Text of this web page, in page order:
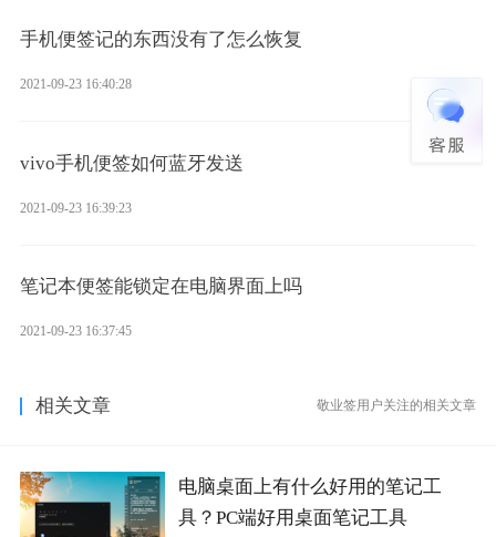
手机便签记的东西没有了怎么恢复
2021-09-23 16:40:28
vivo手机便签如何蓝牙发送
2021-09-23 16:39:23
笔记本便签能锁定在电脑界面上吗
2021-09-23 16:37:45
相关文章 敬业签用户关注的相关文章
电脑桌面上有什么好用的笔记工
具？PC端好用桌面笔记工具